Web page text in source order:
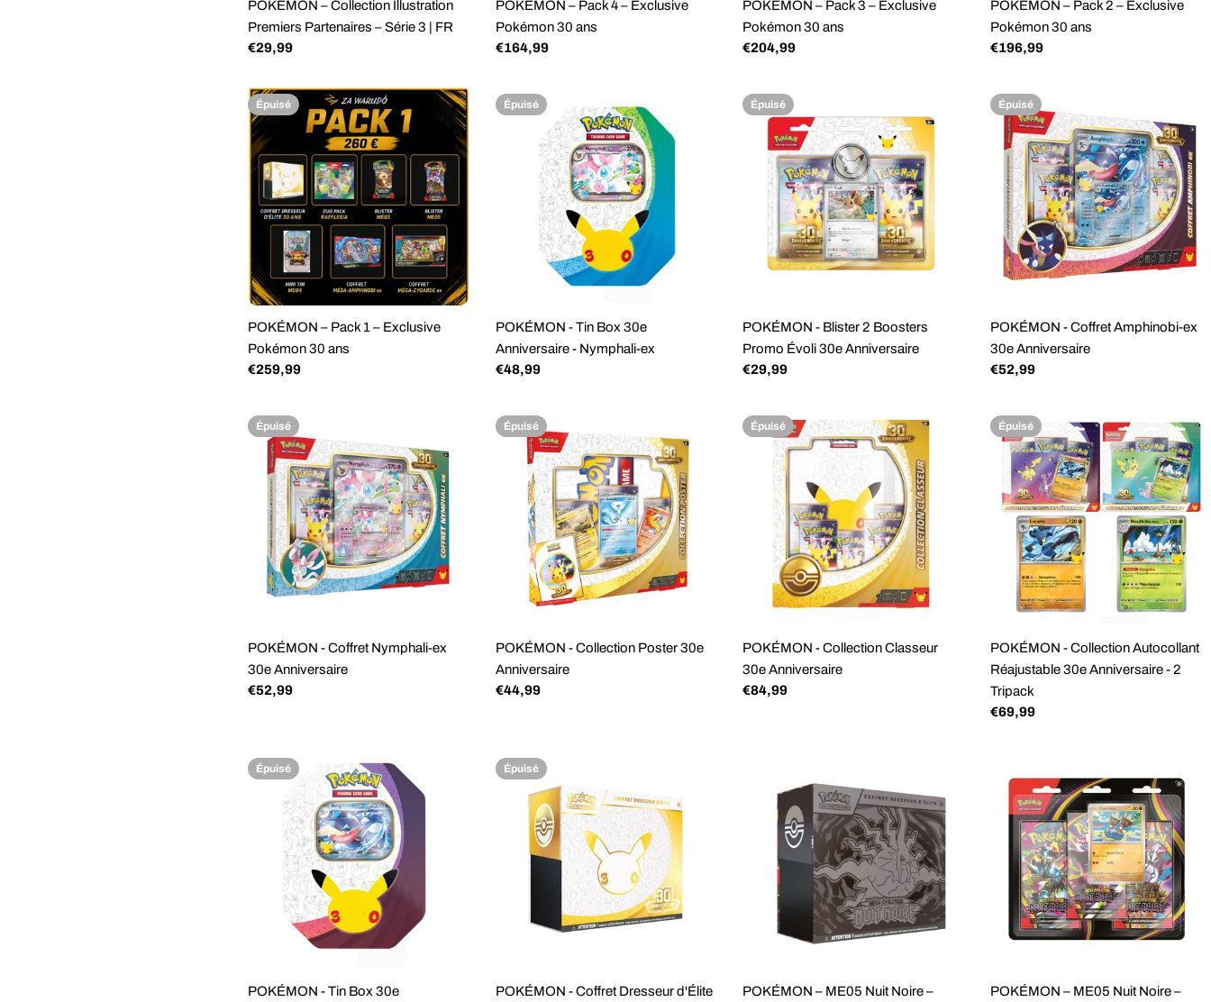
POKÉMON – Collection Illustration
Premiers Partenaires – Série 3 | FR
Prix
régulier
€29,99
POKÉMON – Pack 4 – Exclusive
Pokémon 30 ans
Prix
€164,99
POKÉMON – Pack 3 – Exclusive
Pokémon 30 ans
Prix
€204,99
POKÉMON – Pack 2 – Exclusive
Pokémon 30 ans
Prix
€196,99
Épuisé
POKÉMON – Pack 1 – Exclusive
Pokémon 30 ans
Prix
€259,99
Épuisé
POKÉMON - Tin Box 30e
Anniversaire - Nymphali-ex
Prix
€48,99
Épuisé
POKÉMON - Blister 2 Boosters
Promo Évoli 30e Anniversaire
Prix
€29,99
Épuisé
POKÉMON - Coffret Amphinobi-ex
30e Anniversaire
Prix
€52,99
Épuisé
POKÉMON - Coffret Nymphali-ex
30e Anniversaire
Prix
€52,99
Épuisé
POKÉMON - Collection Poster 30e
Anniversaire
Prix
€44,99
Épuisé
POKÉMON - Collection Classeur
30e Anniversaire
Prix
€84,99
Épuisé
POKÉMON - Collection Autocollant
Réajustable 30e Anniversaire - 2
Tripack
Prix
€69,99
Épuisé
POKÉMON - Tin Box 30e
Épuisé
POKÉMON - Coffret Dresseur d'Élite
POKÉMON – ME05 Nuit Noire –
POKÉMON – ME05 Nuit Noire –